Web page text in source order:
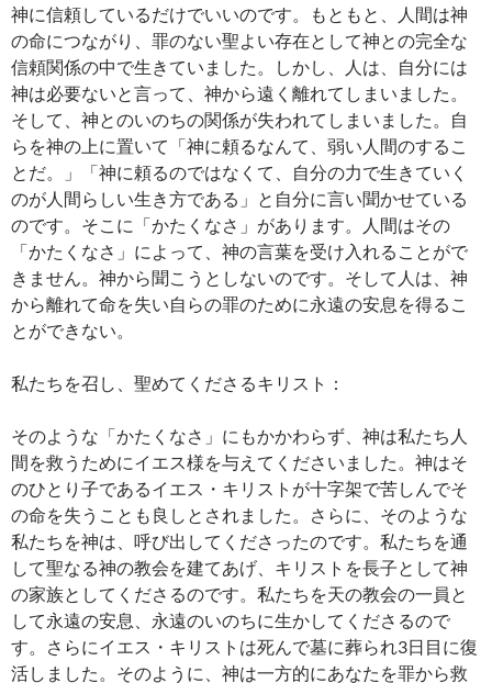
神に信頼しているだけでいいのです。もともと、人間は神
の命につながり、罪のない聖よい存在として神との完全な
信頼関係の中で生きていました。しかし、人は、自分には
神は必要ないと言って、神から遠く離れてしまいました。
そして、神とのいのちの関係が失われてしまいました。自
らを神の上に置いて「神に頼るなんて、弱い人間のするこ
とだ。」「神に頼るのではなくて、自分の力で生きていく
のが人間らしい生き方である」と自分に言い聞かせている
のです。そこに「かたくなさ」があります。人間はその
「かたくなさ」によって、神の言葉を受け入れることがで
きません。神から聞こうとしないのです。そして人は、神
から離れて命を失い自らの罪のために永遠の安息を得るこ
とができない。
私たちを召し、聖めてくださるキリスト：
そのような「かたくなさ」にもかかわらず、神は私たち人
間を救うためにイエス様を与えてくださいました。神はそ
のひとり子であるイエス・キリストが十字架で苦しんでそ
の命を失うことも良しとされました。さらに、そのような
私たちを神は、呼び出してくださったのです。私たちを通
して聖なる神の教会を建てあげ、キリストを長子として神
の家族としてくださるのです。私たちを天の教会の一員と
して永遠の安息、永遠のいのちに生かしてくださるので
す。さらにイエス・キリストは死んで墓に葬られ3日目に復
活しました。そのように、神は一方的にあなたを罪から救